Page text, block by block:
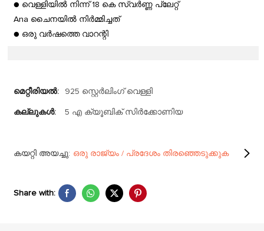
● വെള്ളിയിൽ നിന്ന് 18 കെ സ്വർണ്ണ പ്ലേറ്റ്
Ana ചൈനയിൽ നിർമ്മിച്ചത്
● ഒരു വർഷത്തെ വാറന്റി
മെറ്റീരിയൽ: 925 സ്റ്റെർലിംഗ് വെള്ളി
കല്ലുകൾ: 5 എ ക്യൂബിക് സിർക്കോണിയ
കയറ്റി അയച്ചു: ഒരു രാജ്യം / പ്രദേശം തിരഞ്ഞെടുക്കുക
Share with: